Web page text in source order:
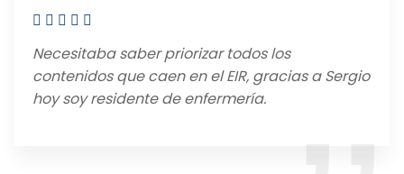
Necesitaba saber priorizar todos los
contenidos que caen en el EIR, gracias a Sergio
hoy soy residente de enfermería.